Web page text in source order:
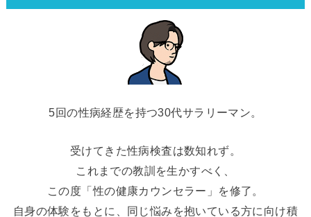
5回の性病経歴を持つ30代サラリーマン。
受けてきた性病検査は数知れず。
これまでの教訓を生かすべく、
この度「性の健康カウンセラー」を修了。
自身の体験をもとに、同じ悩みを抱いている方に向け積